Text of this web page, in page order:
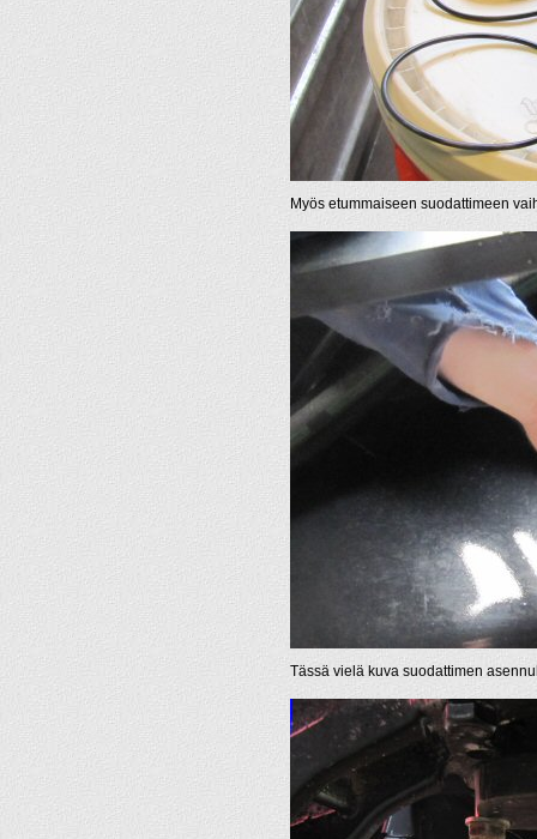
Myös etummaiseen suodattimeen
Tässä vielä kuva suodattimen